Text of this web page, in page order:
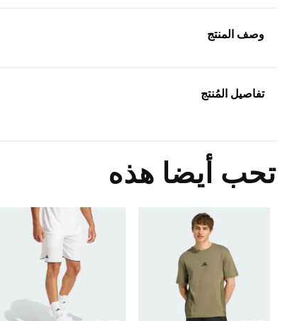
وصف المنتج
تفاصيل المُنتج
تحب أيضا هذه